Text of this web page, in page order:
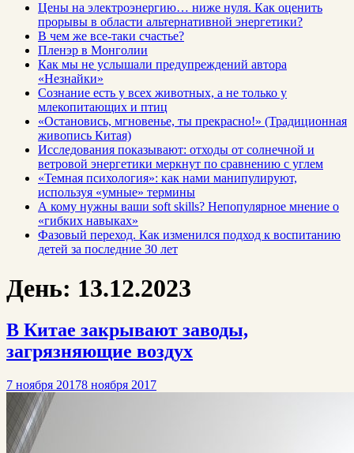
Цены на электроэнергию… ниже нуля. Как оценить
прорывы в области альтернативной энергетики?
В чем же все-таки счастье?
Пленэр в Монголии
Как мы не услышали предупреждений автора
«Незнайки»
Сознание есть у всех животных, а не только у
млекопитающих и птиц
«Остановись, мгновенье, ты прекрасно!» (Традиционная
живопись Китая)
Исследования показывают: отходы от солнечной и
ветровой энергетики меркнут по сравнению с углем
«Темная психология»: как нами манипулируют,
используя «умные» термины
А кому нужны ваши soft skills? Непопулярное мнение о
«гибких навыках»
Фазовый переход. Как изменился подход к воспитанию
детей за последние 30 лет
День: 13.12.2023
В Китае закрывают заводы,
загрязняющие воздух
7 ноября 20178 ноября 2017